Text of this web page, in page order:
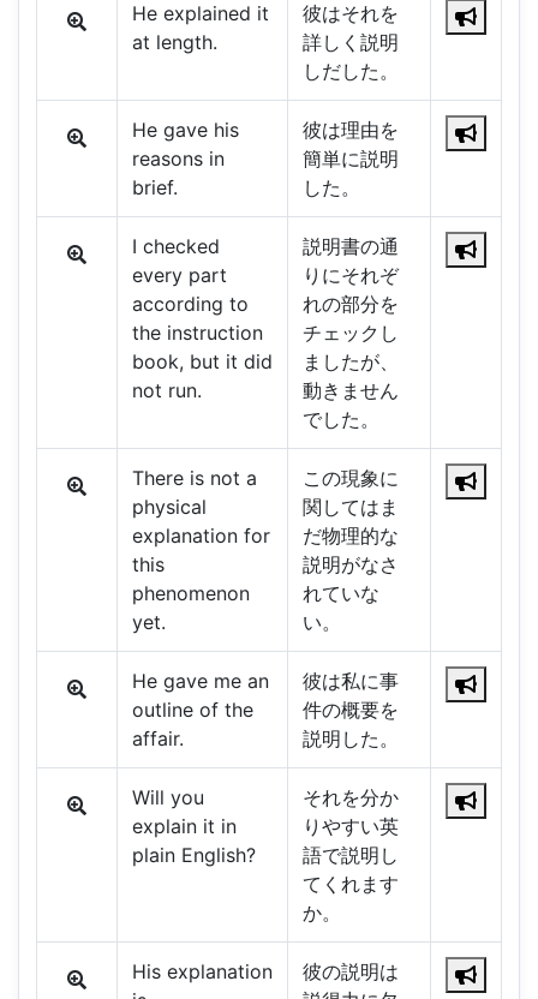
He explained it
at length.
彼はそれを
詳しく説明
しだした。
He gave his
reasons in
brief.
彼は理由を
簡単に説明
した。
I checked
every part
according to
the instruction
book, but it did
not run.
説明書の通
りにそれぞ
れの部分を
チェックし
ましたが、
動きません
でした。
There is not a
physical
explanation for
this
phenomenon
yet.
この現象に
関してはま
だ物理的な
説明がなさ
れていな
い。
He gave me an
outline of the
affair.
彼は私に事
件の概要を
説明した。
Will you
explain it in
plain English?
それを分か
りやすい英
語で説明し
てくれます
か。
His explanation
彼の説明は